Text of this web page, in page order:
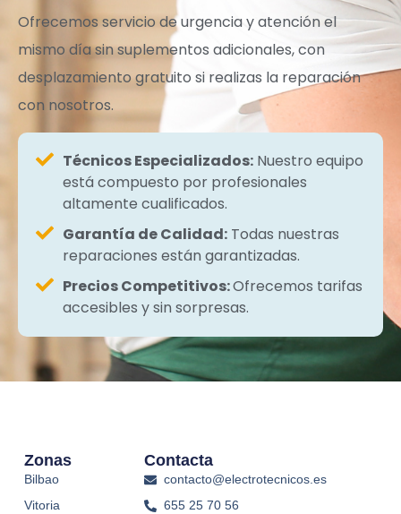
Ofrecemos servicio de urgencia y atención el
mismo día sin suplementos adicionales, con
desplazamiento gratuito si realizas la reparación
con nosotros.
Técnicos Especializados: Nuestro equipo
está compuesto por profesionales
altamente cualificados.
Garantía de Calidad: Todas nuestras
reparaciones están garantizadas.
Precios Competitivos:Ofrecemos tarifas
accesibles y sin sorpresas.
Zonas
Bilbao
Vitoria
Contacta
contacto@electrotecnicos.es
655 25 70 56